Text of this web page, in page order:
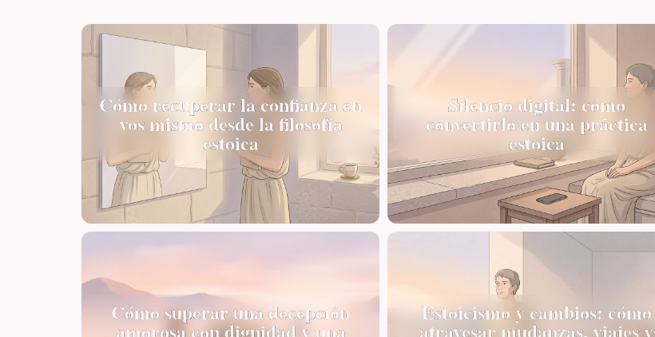
Cómo recuperar la confianza en
vos mismo desde la filosofía
estoica
Silencio digital: cómo
convertirlo en una práctica
estoica
Cómo superar una decepción
amorosa con dignidad y una
Estoicismo y cambios: cómo
atravesar mudanzas, viajes y